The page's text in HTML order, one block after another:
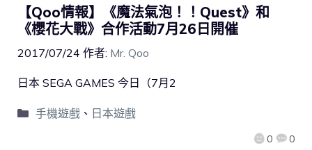
【Qoo情報】《魔法氣泡！！Quest》和
《櫻花大戰》合作活動7月26日開催
2017/07/24 作者: Mr. Qoo
0 0
日本 SEGA GAMES 今日（7月2
手機遊戲、 日本遊戲